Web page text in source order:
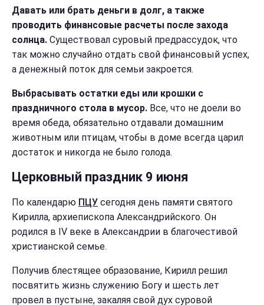
Давать или брать деньги в долг, а также
проводить финансовые расчеты после захода
солнца. Существовал суровый предрассудок, что
так можно случайно отдать свой финансовый успех,
а денежный поток для семьи закроется.
Выбрасывать остатки еды или крошки с
праздничного стола в мусор. Все, что не доели во
время обеда, обязательно отдавали домашним
животным или птицам, чтобы в доме всегда царил
достаток и никогда не было голода.
Церковный праздник 9 июня
По календарю ПЦУ сегодня день памяти святого
Кирилла, архиепископа Александрийского. Он
родился в IV веке в Александрии в благочестивой
христианской семье.
Получив блестящее образование, Кирилл решил
посвятить жизнь служению Богу и шесть лет
провел в пустыне, закаляя свой дух суровой